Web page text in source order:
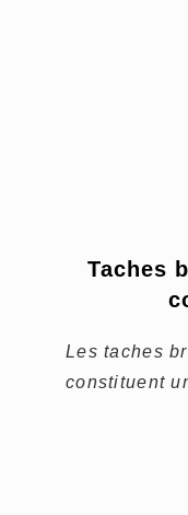
Taches
Les taches
constituent